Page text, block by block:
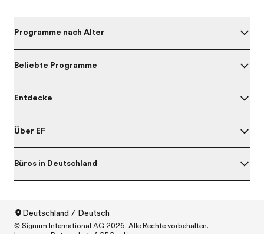
Programme nach Alter
Beliebte Programme
Entdecke
Über EF
Büros in Deutschland
Deutschland / Deutsch
North America/Canada / English
© Signum International AG 2026. Alle Rechte vorbehalten.